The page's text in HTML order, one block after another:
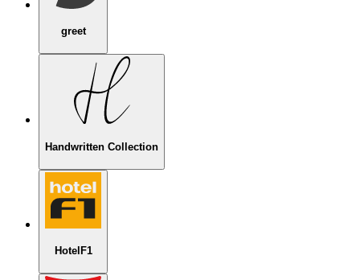
greet
Handwritten Collection
HotelF1